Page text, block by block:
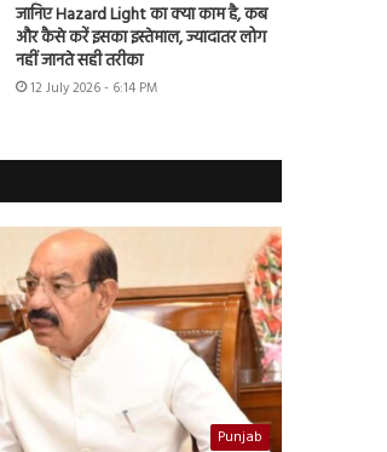
जानिए Hazard Light का क्या काम है, कब
और कैसे करें इसका इस्तेमाल, ज्यादातर लोग
नहीं जानते सही तरीका
12 July 2026 - 6:14 PM
Punjab